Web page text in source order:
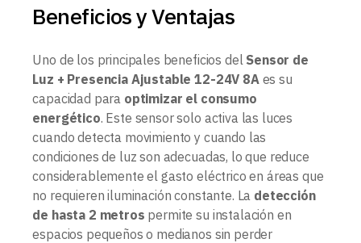
Beneficios y Ventajas
Uno de los principales beneficios del Sensor de
Luz + Presencia Ajustable 12-24V 8Aes su
capacidad para optimizar el consumo
energético. Este sensor solo activa las luces
cuando detecta movimiento y cuando las
condiciones de luz son adecuadas, lo que reduce
considerablemente el gasto eléctrico en áreas que
no requieren iluminación constante. La detección
de hasta 2 metros permite su instalación en
espacios pequeños o medianos sin perder